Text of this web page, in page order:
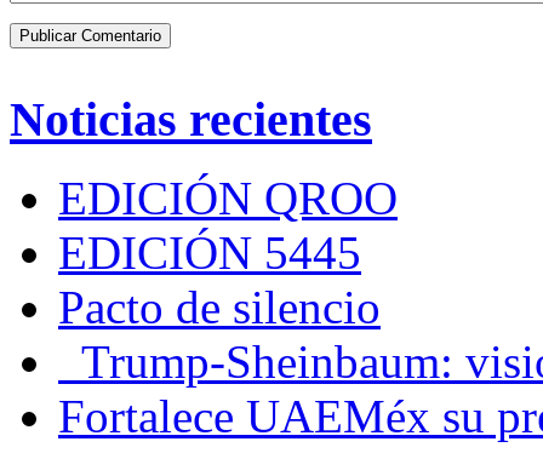
Noticias recientes
EDICIÓN QROO
EDICIÓN 5445
Pacto de silencio
Trump-Sheinbaum:
Fortalece UAEMéx su